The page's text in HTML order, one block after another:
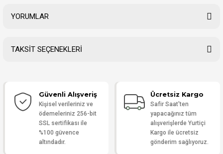
YORUMLAR
Yorum Yaz
TAKSİT SEÇENEKLERİ
Güvenli Alışveriş
Kişisel verileriniz ve
ödemeleriniz 256-bit
SSL sertifikası ile
%100 güvence
altındadır.
Ücretsiz Kargo
Safir Saat'ten
yapacağınız tüm
alışverişlerde Yurtiçi
Kargo ile ücretsiz
gönderim sağlıyoruz.